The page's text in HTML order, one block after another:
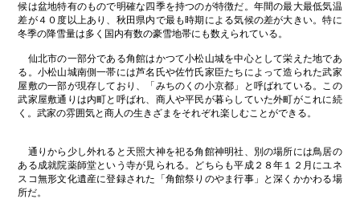
候は盆地特有のもので明確な四季を持つのが特徴だ。年間の最大最低気温
差が４０度以上あり、秋田県内で最も時期による気候の差が大きい。特に
冬季の降雪量は多く国内有数の豪雪地帯にも数えられている。
仙北市の一部分である角館はかつて小松山城を中心として栄えた地であ
る。小松山城南側一帯には芦名氏や佐竹氏家臣たちによって造られた武家
屋敷の一部が現存しており、「みちのくの小京都」と呼ばれている。この
武家屋敷通りは内町と呼ばれ、商人や平民が暮らしていた外町がこれに続
く。武家の雰囲気と商人の生きざまをそれぞれ楽しむことができる。
通りから少し外れると天照大神を祀る角館神明社、別の場所には鳥居の
ある成就院薬師堂という寺が見られる。どちらも平成２８年１２月にユネ
スコ無形文化遺産に登録された「角館祭りのやま行事」と深くかかわる場
所だ。